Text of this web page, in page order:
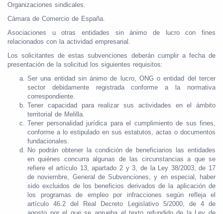
Organizaciones sindicales.
Cámara de Comercio de España.
Asociaciones u otras entidades sin ánimo de lucro con fines
relacionados con la actividad empresarial.
Los solicitantes de estas subvenciones deberán cumplir a fecha de
presentación de la solicitud los siguientes requisitos:
Ser una entidad sin ánimo de lucro, ONG o entidad del tercer
sector debidamente registrada conforme a la normativa
correspondiente.
Tener capacidad para realizar sus actividades en el ámbito
territorial de Melilla.
Tener personalidad jurídica para el cumplimiento de sus fines,
conforme a lo estipulado en sus estatutos, actas o documentos
fundacionales.
No podrán obtener la condición de beneficiarios las entidades
en quiénes concurra algunas de las circunstancias a que se
refiere el artículo 13, apartado 2 y 3, de la Ley 38/2003, de 17
de noviembre, General de Subvenciones, y en especial, haber
sido excluidos de los beneficios derivados de la aplicación de
los programas de empleo por infracciones según refleja el
artículo 46.2 del Real Decreto Legislativo 5/2000, de 4 de